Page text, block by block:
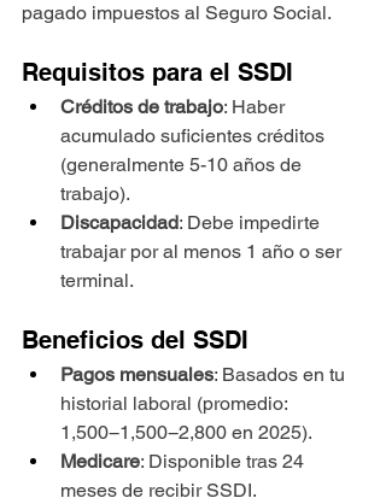
pagado impuestos al Seguro Social.
Requisitos para el SSDI
Créditos de trabajo: Haber
acumulado suficientes créditos
(generalmente 5-10 años de
trabajo).
Discapacidad: Debe impedirte
trabajar por al menos 1 año o ser
terminal.
Beneficios del SSDI
Pagos mensuales: Basados en tu
historial laboral (promedio:
1,500−1,500−2,800 en 2025).
Medicare: Disponible tras 24
meses de recibir SSDI.